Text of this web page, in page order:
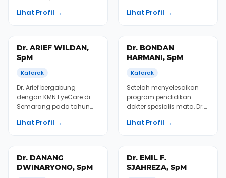
SpM
Katarak
Setelah lulus dari Fakultas
Kedokteran Universitas
Indonesia pada tahun
2004, Dr. Annette memulai
Lihat Profil →
DJATIKUSUMO, SpM
Katarak
Setelah menyelesaikan
fellowship dalam bidang
bedah vitreoretina di
Jepang dan Singapura,
Lihat Profil →
SpM
Katarak
HARMANI, SpM
Katarak